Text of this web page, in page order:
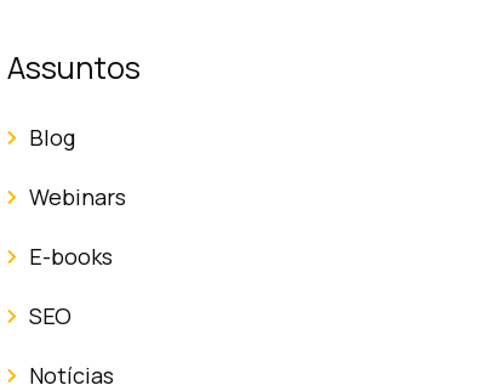
Assuntos
Blog
Webinars
E-books
SEO
Notícias